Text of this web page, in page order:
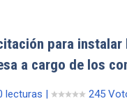
para
a cargo de los
lecturas | 245